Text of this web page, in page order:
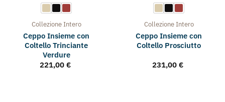
CollezioneIntero
Ceppo Insieme con
Coltello Trinciante
Verdure
221,00 €
CollezioneIntero
Ceppo Insieme con
Coltello Prosciutto
231,00 €